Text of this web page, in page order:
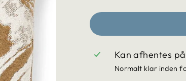
Kan afhentes på
Normalt klar inden